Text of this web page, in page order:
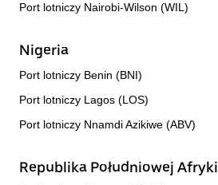
Port lotniczy Nairobi-Wilson (WIL)
Nigeria
Port lotniczy Benin (BNI)
Port lotniczy Lagos (LOS)
Port lotniczy Nnamdi Azikiwe (ABV)
Republika Południowej Afryki